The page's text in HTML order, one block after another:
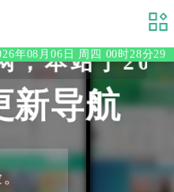
年08月06日 周四 00时28分30
站于2020年
新导航
。